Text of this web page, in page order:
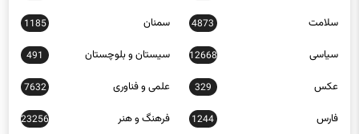
سلامت 4873 سمنان 1185
سیاسی 12668 سیستان و بلوچستان 491
عکس 329 علمی و فناوری 7632
فارس 1244 فرهنگ و هنر 23256